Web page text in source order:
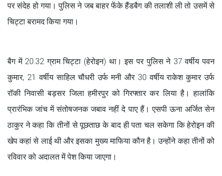
पर संदेह हो गया। पुलिस ने जब बाहर फेंके हैंडबैग की तलाशी ली तो उसमें से
चिट्टा बरामद किया गया।
बैग में 20.32 ग्राम चिट्टा (हेरोइन) था। इस पर पुलिस ने 37 वर्षीय पवन
कुमार, 21 वर्षीय साहिल चौधरी उर्फ मनी और 30 वर्षीय राकेश कुमार उर्फ
रॉकी निवासी बड़सर जिला हमीरपुर को गिरफ्तार कर लिया है। हालांकि
प्रारंभिक जांच में संतोषजनक जबाव नहीं दे पाए हैं। एसपी ऊना अर्जित सेन
ठाकुर ने कहा कि तीनों से पूछताछ के बाद ही पता चल सकेगा कि हेरोइन की
खेप कहां से लाई थी और इसका मुख्य माफिया कौन है। उन्होंने कहा तीनों को
रविवार को अदालत में पेश किया जाएगा।